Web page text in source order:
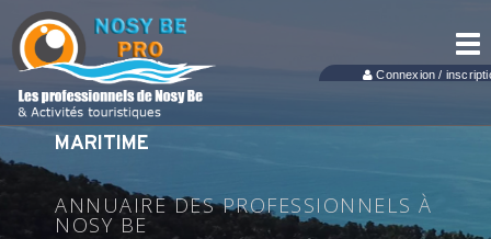
Connexion /
MARITIME
ANNUAIRE DES PROFESSIONNELS À
NOSY BE